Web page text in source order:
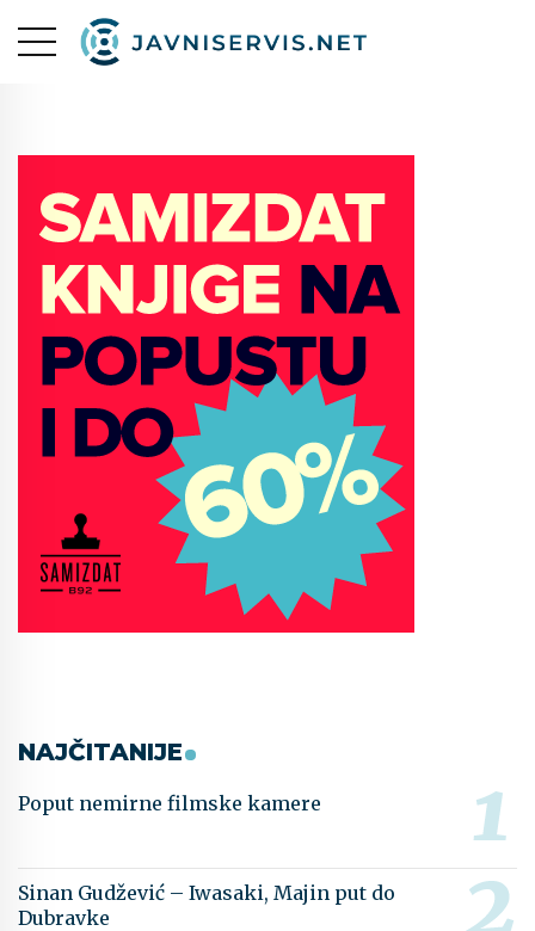
NAJČITANIJE
Poput nemirne filmske kamere
Sinan Gudžević – Iwasaki, Majin put do
Dubravke